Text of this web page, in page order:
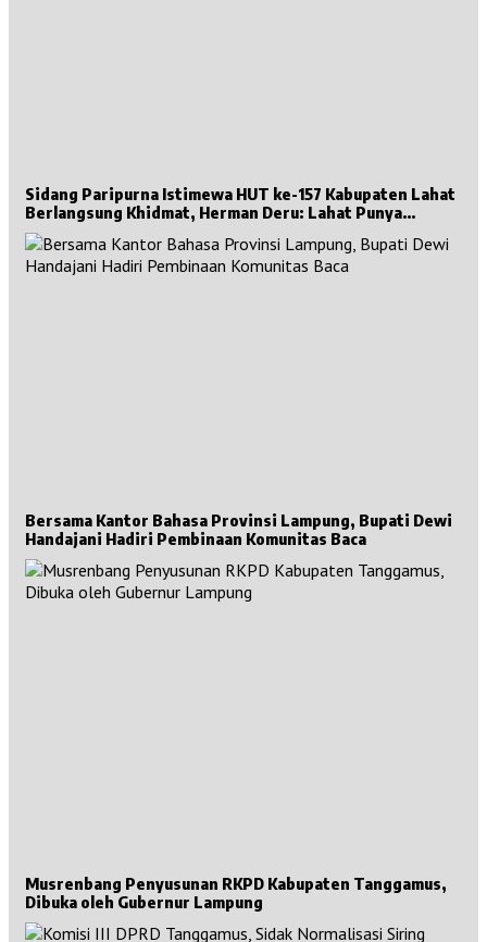
Sidang Paripurna Istimewa HUT ke-157 Kabupaten Lahat
Berlangsung Khidmat, Herman Deru: Lahat Punya
Sejarah Besar untuk Sumsel
Bersama Kantor Bahasa Provinsi Lampung, Bupati Dewi
Handajani Hadiri Pembinaan Komunitas Baca
Musrenbang Penyusunan RKPD Kabupaten Tanggamus,
Dibuka oleh Gubernur Lampung